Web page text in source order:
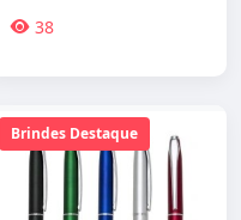
38
Brindes Destaque